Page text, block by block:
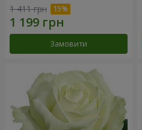
1 411 грн
Замовити